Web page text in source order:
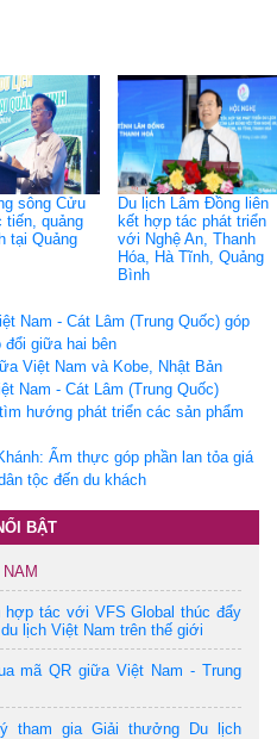
sông Cửu
tiến, quảng
tại Quảng
Du lịch Lâm Đồng liên
kết hợp tác phát triển
với Nghệ An, Thanh
Hóa, Hà Tĩnh, Quảng
Bình
Nam - Cát Lâm (Trung Quốc) góp
đổi giữa hai bên
Việt Nam và Kobe, Nhật Bản
Nam - Cát Lâm (Trung Quốc)
hướng phát triển các sản phẩm
Ẩm thực góp phần lan tỏa giá
tộc đến du khách
BẬT
hợp tác với VFS Global thúc đẩy
lịch Việt Nam trên thế giới
mã QR giữa Việt Nam - Trung
tham gia Giải thưởng Du lịch